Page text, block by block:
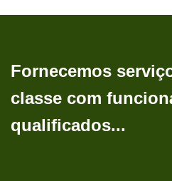
Fornecemos
classe com
qualificados...